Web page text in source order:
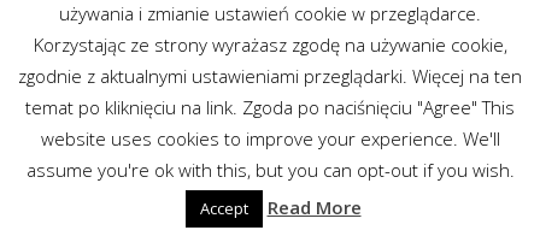
używania i zmianie ustawień cookie w przeglądarce.
Korzystając ze strony wyrażasz zgodę na używanie cookie,
zgodnie z aktualnymi ustawieniami przeglądarki. Więcej na ten
temat po kliknięciu na link. Zgoda po naciśnięciu "Agree" This
website uses cookies to improve your experience. We'll
assume you're ok with this, but you can opt-out if you wish.
Accept Read More